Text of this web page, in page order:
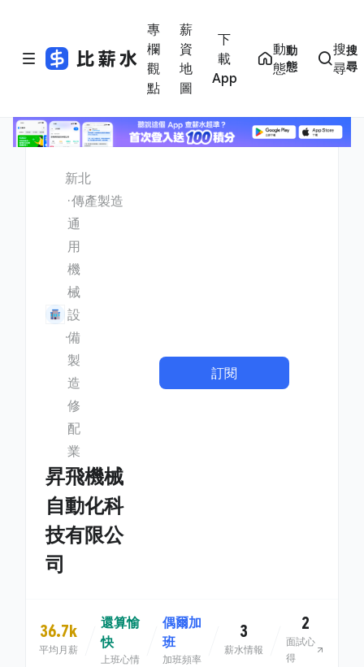
專
欄
觀
點
薪
資
地
圖
下
載
App
動
態
動
態
搜
尋
搜
尋
新北
傳產製造
通
用
機
械
設
備
製
造
修
配
業
昇飛機械
自動化科
技有限公
司
訂閱
36.7k
平均月薪
還算愉
快
上班心情
偶爾加
班
加班頻率
3
薪水情報
2
面試心
得